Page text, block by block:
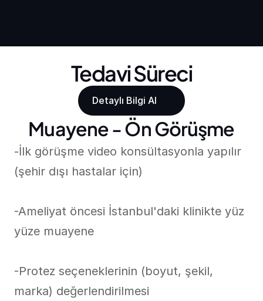
Tedavi Süreci
Detaylı Bilgi Al
Muayene - Ön Görüşme
-İlk görüşme video konsültasyonla yapılır
(şehir dışı hastalar için)
-Ameliyat öncesi İstanbul'daki klinikte yüz
yüze muayene
-Protez seçeneklerinin (boyut, şekil,
marka) değerlendirilmesi